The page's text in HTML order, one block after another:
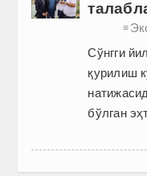
≡
Сўнгги
қурилиш
бўлган